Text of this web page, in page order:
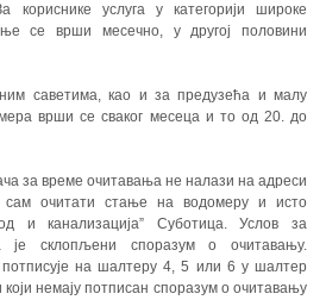
кориснике услуга у категорији широке
се врши месечно, у другој половини
саветима, као и за предузећа и малу
врши се сваког месеца и то од 20. до
за време очитавања не налази на адреси
сам очитати стање на водомеру и исто
и канализација” Суботица. Услов за
је склопљени споразум о очитавању.
на шалтеру 4, 5 или 6 у шалтер
немају потписан споразум о очитавању